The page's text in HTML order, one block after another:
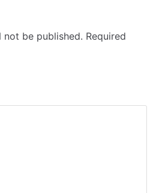
not be published. Required